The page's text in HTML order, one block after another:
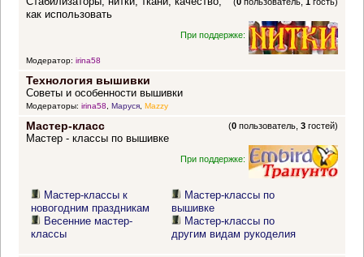
как использовать
При поддержке:
Модератор: irina58
Технология вышивки
Советы и особенности вышивки
Модераторы: irina58, Маруся, Mazzy
Мастер-класс (0 пользователь,3 гостей)
Мастер - классы по вышивке
При поддержке:
Мастер-классы к
новогодним праздникам
Весенние мастер-
классы
Мастер-классы по
вышивке
Мастер-классы по
другим видам рукоделия